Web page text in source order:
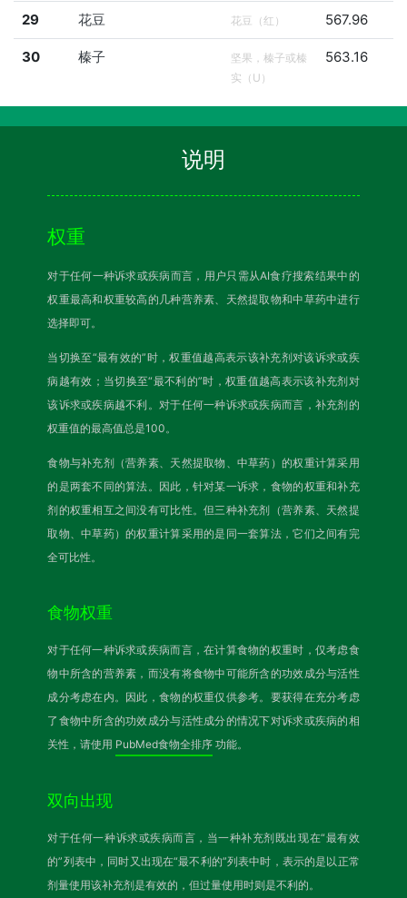
29 花豆 花豆（红） 567.96
30 榛子
坚果，榛子或榛
实（U）
563.16
说明
权重
对于任何一种诉求或疾病而言，用户只需从AI食疗搜索结果中的
权重最高和权重较高的几种营养素、天然提取物和中草药中进行
选择即可。
当切换至“最有效的”时，权重值越高表示该补充剂对该诉求或疾
病越有效；当切换至“最不利的”时，权重值越高表示该补充剂对
该诉求或疾病越不利。对于任何一种诉求或疾病而言，补充剂的
权重值的最高值总是100。
食物与补充剂（营养素、天然提取物、中草药）的权重计算采用
的是两套不同的算法。因此，针对某一诉求，食物的权重和补充
剂的权重相互之间没有可比性。但三种补充剂（营养素、天然提
取物、中草药）的权重计算采用的是同一套算法，它们之间有完
全可比性。
食物权重
对于任何一种诉求或疾病而言，在计算食物的权重时，仅考虑食
物中所含的营养素，而没有将食物中可能所含的功效成分与活性
成分考虑在内。因此，食物的权重仅供参考。要获得在充分考虑
了食物中所含的功效成分与活性成分的情况下对诉求或疾病的相
关性，请使用 PubMed食物全排序 功能。
双向出现
对于任何一种诉求或疾病而言，当一种补充剂既出现在“最有效
的”列表中，同时又出现在“最不利的”列表中时，表示的是以正常
剂量使用该补充剂是有效的，但过量使用时则是不利的。